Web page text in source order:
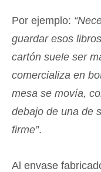
Por ejemplo:
guardar esos
cartón suele ser
comercializa en
mesa se movía,
debajo de una de
firme”.
Al envase